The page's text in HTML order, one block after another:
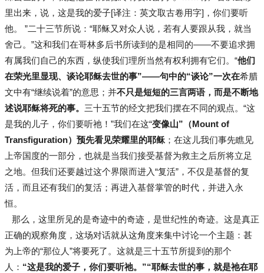
里出来，说，这是我的爱子[译注：英文取古卷用字]，你们要听
他。 ”二十三节所说：“耶稣又对众人说，若有人要跟从我，就当
舍己。”这和我们在哥林多后书所读到的是相同的——不要追求拥
有属我们自己的东西，纵使我们理所当然有权利拥有它们。“他们
在荣光里显现、谈论耶稣去世的事”——句中的“谈论”一次在希腊
文中有“继续说着”的意思；并不只是短短的三言两语，而是不断地
述说耶稣将死的事。 三十五节的经文把我们摆在不同的观点。“这
是我的儿子，你们要听祂！”我们在这“变像山”（Mount of
Transfiguration）预先看见荣耀里的耶稣 ；在这儿我们事先瞧见
上帝国度的一部分，也就是当我们接受基督为救主之后所将立足
之地。但我们还要越过这个界限而进入“复活”，不仅是基督的复
活，而且还有我们的复活；再进入基督掌管的时代，并进入永
恒。
那么，这里所见的是奇迹中的奇迹，是世纪性的奇迹。这是真正
正确的观察角度，这场对话就从这角度来集中讨论一个主题：甚
为上帝的“那位人”将要死了。这就是三十五节所提到的那个
人： “这是我的爱子，你们要听祂。”“耶稣去世的事，就是祂在耶